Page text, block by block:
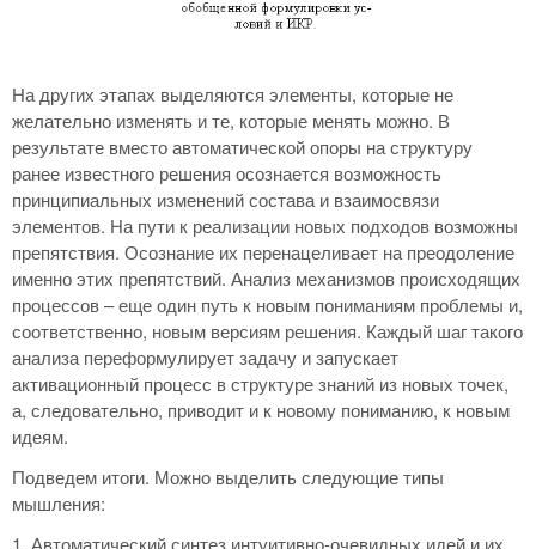
На других этапах выделяются элементы, которые не
желательно изменять и те, которые менять можно. В
результате вместо автоматической опоры на структуру
ранее известного решения осознается возможность
принципиальных изменений состава и взаимосвязи
элементов. На пути к реализации новых подходов возможны
препятствия. Осознание их перенацеливает на преодоление
именно этих препятствий. Анализ механизмов происходящих
процессов – еще один путь к новым пониманиям проблемы и,
соответственно, новым версиям решения. Каждый шаг такого
анализа переформулирует задачу и запускает
активационный процесс в структуре знаний из новых точек,
а, следовательно, приводит и к новому пониманию, к новым
идеям.
Подведем итоги. Можно выделить следующие типы
мышления:
1. Автоматический синтез интуитивно-очевидных идей и их